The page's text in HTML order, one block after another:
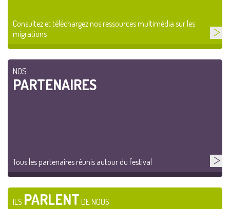
Consultez et téléchargez nos ressources multimédia sur les
migrations
NOS
PARTENAIRES
Tous les partenaires réunis autour du festival
ILS PARLENT DE NOUS